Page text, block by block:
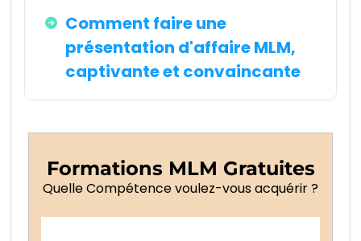
Comment faire une
présentation d'affaire MLM,
captivante et convaincante
Formations MLM Gratuites
Quelle Compétence voulez-vous acquérir ?